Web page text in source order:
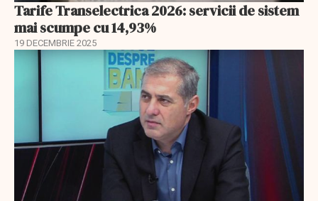
Tarife Transelectrica 2026: servicii de sistem
mai scumpe cu 14,93%
19 DECEMBRIE 2025